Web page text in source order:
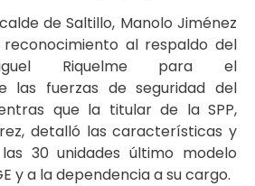
de Saltillo, Manolo Jiménez
reconocimiento al respaldo del
Riquelme para el
las fuerzas de seguridad del
que la titular de la SPP,
detalló las características y
30 unidades último modelo
y a la dependencia a su cargo.